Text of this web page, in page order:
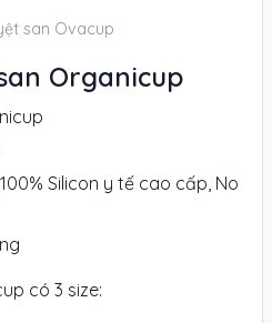
san Ovacup
Organicup
100% Silicon y tế cao cấp, No
có 3 size: